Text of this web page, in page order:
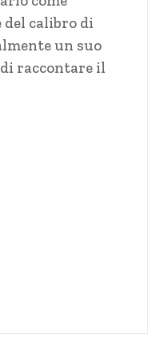
del calibro di
un suo
raccontare il